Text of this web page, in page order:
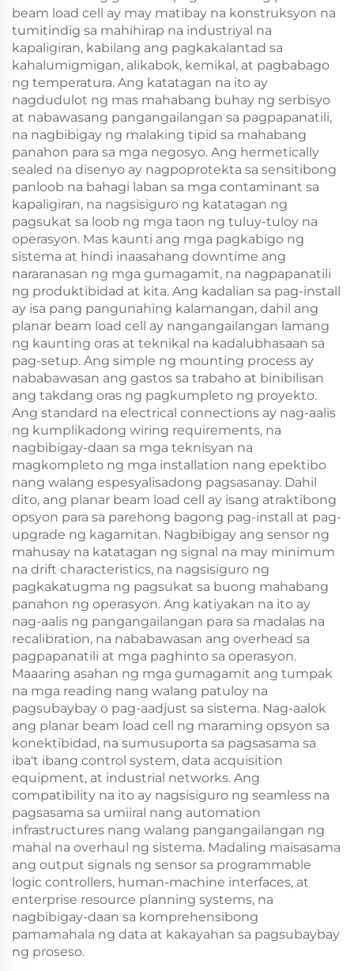
beam load cell ay may matibay na konstruksyon na
tumitindig sa mahihirap na industriyal na
kapaligiran, kabilang ang pagkakalantad sa
kahalumigmigan, alikabok, kemikal, at pagbabago
ng temperatura. Ang katatagan na ito ay
nagdudulot ng mas mahabang buhay ng serbisyo
at nabawasang pangangailangan sa pagpapanatili,
na nagbibigay ng malaking tipid sa mahabang
panahon para sa mga negosyo. Ang hermetically
sealed na disenyo ay nagpoprotekta sa sensitibong
panloob na bahagi laban sa mga contaminant sa
kapaligiran, na nagsisiguro ng katatagan ng
pagsukat sa loob ng mga taon ng tuluy-tuloy na
operasyon. Mas kaunti ang mga pagkabigo ng
sistema at hindi inaasahang downtime ang
nararanasan ng mga gumagamit, na nagpapanatili
ng produktibidad at kita. Ang kadalian sa pag-install
ay isa pang pangunahing kalamangan, dahil ang
planar beam load cell ay nangangailangan lamang
ng kaunting oras at teknikal na kadalubhasaan sa
pag-setup. Ang simple ng mounting process ay
nababawasan ang gastos sa trabaho at binibilisan
ang takdang oras ng pagkumpleto ng proyekto.
Ang standard na electrical connections ay nag-aalis
ng kumplikadong wiring requirements, na
nagbibigay-daan sa mga teknisyan na
magkompleto ng mga installation nang epektibo
nang walang espesyalisadong pagsasanay. Dahil
dito, ang planar beam load cell ay isang atraktibong
opsyon para sa parehong bagong pag-install at pag-
upgrade ng kagamitan. Nagbibigay ang sensor ng
mahusay na katatagan ng signal na may minimum
na drift characteristics, na nagsisiguro ng
pagkakatugma ng pagsukat sa buong mahabang
panahon ng operasyon. Ang katiyakan na ito ay
nag-aalis ng pangangailangan para sa madalas na
recalibration, na nababawasan ang overhead sa
pagpapanatili at mga paghinto sa operasyon.
Maaaring asahan ng mga gumagamit ang tumpak
na mga reading nang walang patuloy na
pagsubaybay o pag-aadjust sa sistema. Nag-aalok
ang planar beam load cell ng maraming opsyon sa
konektibidad, na sumusuporta sa pagsasama sa
iba't ibang control system, data acquisition
equipment, at industrial networks. Ang
compatibility na ito ay nagsisiguro ng seamless na
pagsasama sa umiiral nang automation
infrastructures nang walang pangangailangan ng
mahal na overhaul ng sistema. Madaling maisasama
ang output signals ng sensor sa programmable
logic controllers, human-machine interfaces, at
enterprise resource planning systems, na
nagbibigay-daan sa komprehensibong
pamamahala ng data at kakayahan sa pagsubaybay
ng proseso.